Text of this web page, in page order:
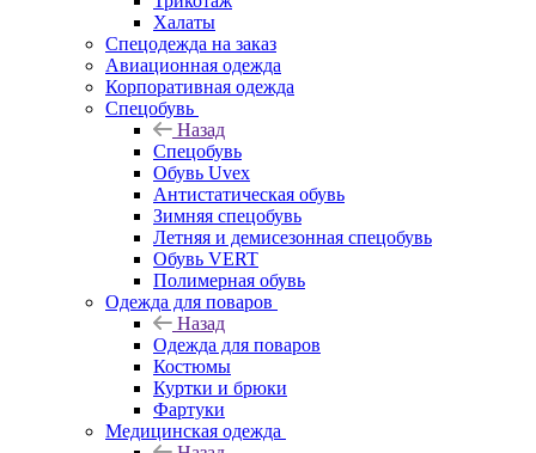
Халаты
Спецодежда на заказ
Авиационная одежда
Корпоративная одежда
Спецобувь
Назад
Спецобувь
Обувь Uvex
Антистатическая обувь
Зимняя спецобувь
Летняя и демисезонная спецобувь
Обувь VERT
Полимерная обувь
Одежда для поваров
Назад
Одежда для поваров
Костюмы
Куртки и брюки
Фартуки
Медицинская одежда